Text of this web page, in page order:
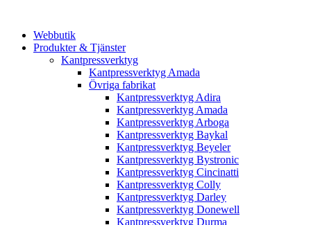
Webbutik
Produkter & Tjänster
Kantpressverktyg
Kantpressverktyg Amada
Övriga fabrikat
Kantpressverktyg Adira
Kantpressverktyg Amada
Kantpressverktyg Arboga
Kantpressverktyg Baykal
Kantpressverktyg Beyeler
Kantpressverktyg Bystronic
Kantpressverktyg Cincinatti
Kantpressverktyg Colly
Kantpressverktyg Darley
Kantpressverktyg Donewell
Kantpressverktyg Durma